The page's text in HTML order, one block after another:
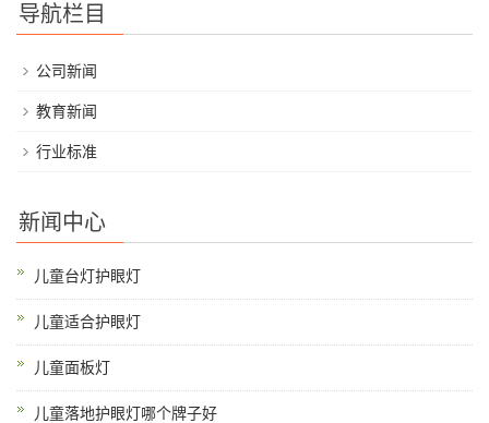
导航栏目
公司新闻
教育新闻
行业标准
新闻中心
儿童台灯护眼灯
儿童适合护眼灯
儿童面板灯
儿童落地护眼灯哪个牌子好